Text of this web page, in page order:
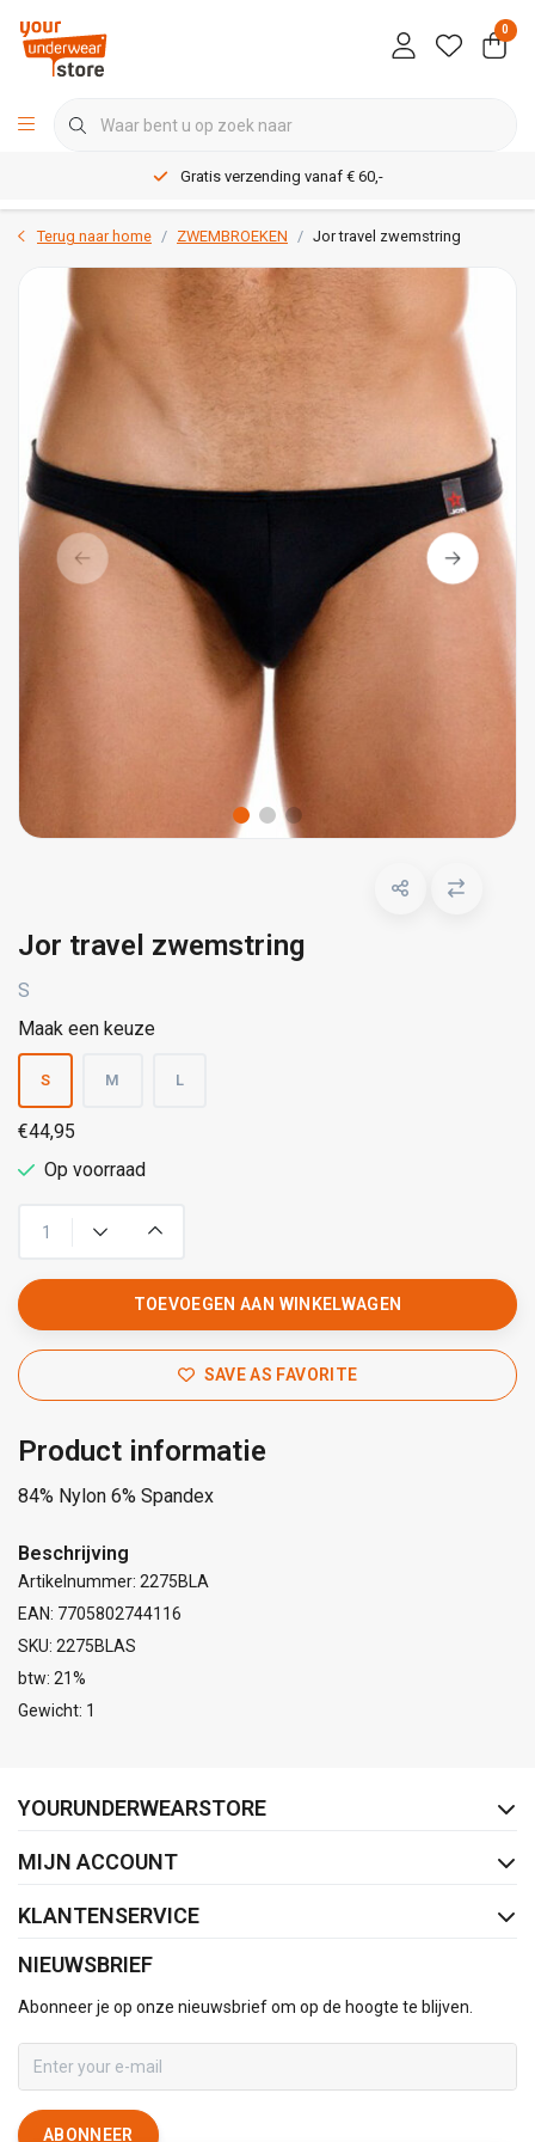
0
Gratis verzending vanaf € 60,-
Terug naar home ZWEMBROEKEN Jor travel zwemstring
Jor travel zwemstring
S
Maak een keuze
S M L
€44,95
Op voorraad
TOEVOEGEN AAN WINKELWAGEN
SAVE AS FAVORITE
Product informatie
84% Nylon 6% Spandex
Beschrijving
Artikelnummer: 2275BLA
EAN: 7705802744116
SKU: 2275BLAS
btw: 21%
Gewicht: 1
YOURUNDERWEARSTORE
MIJN ACCOUNT
KLANTENSERVICE
NIEUWSBRIEF
Abonneer je op onze nieuwsbrief om op de hoogte te blijven.
ABONNEER